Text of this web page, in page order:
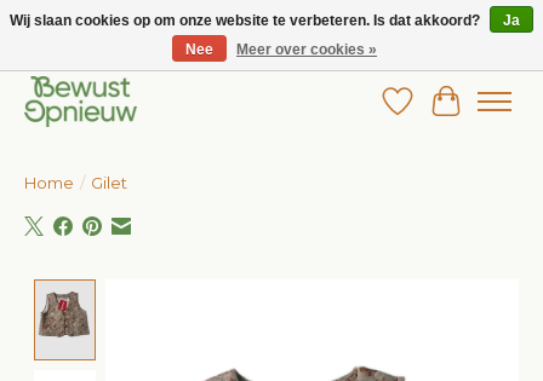
Wij bieden het grootste aanbod in betaalbare kinderkleding!
Verlanglijst
Home / Gilet
Wij slaan cookies op om onze website te verbeteren. Is dat akkoord?
Ja
Nee
Meer over cookies »